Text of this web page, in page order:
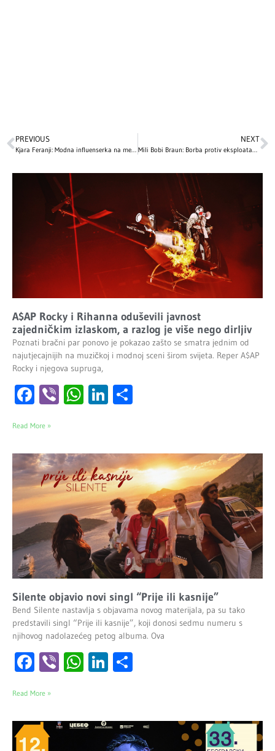
PREVIOUS
Kjara Feranji: Modna influenserka na meti skandala zbog lažirane humanitarne akcije
NEXT
Mili Bobi Braun: Borba protiv eksploatacije i neprikladnog ponašanja u Holivudu
A$AP Rocky i Rihanna oduševili javnost
zajedničkim izlaskom, a razlog je više nego dirljiv
Poznati bračni par ponovo je pokazao zašto se smatra jednim od
najutjecajnijih na muzičkoj i modnoj sceni širom svijeta. Reper A$AP
Rocky i njegova supruga,
Facebook
ViberWhatsApp
LinkedIn
Read More »
Silente objavio novi singl “Prije ili kasnije”
Bend Silente nastavlja s objavama novog materijala, pa su tako
predstavili singl “Prije ili kasnije”, koji donosi sedmu numeru s
njihovog nadolazećeg petog albuma. Ova
Facebook
ViberWhatsApp
LinkedIn
Read More »